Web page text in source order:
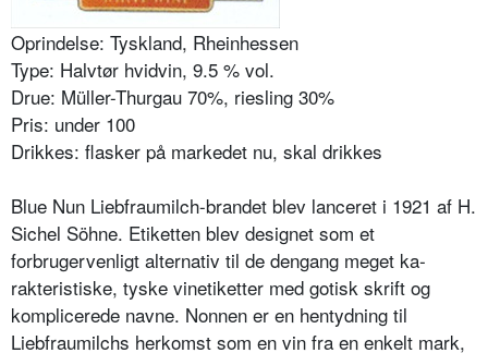
Oprindelse: Tyskland, Rheinhessen
Type: Halvtør hvidvin, 9.5 % vol.
Drue: Müller-Thurgau 70%, riesling 30%
Pris: under 100
Drikkes: flasker på markedet nu, skal drikkes
Blue Nun Liebfraumilch-brandet blev lanceret i 1921 af H.
Sichel Söhne. Etiketten blev designet som et
forbrugervenligt alternativ til de dengang meget ka­
rakteristiske, tyske vinetiketter med gotisk skrift og
komplicerede navne. Nonnen er en hentydning til
Liebfraumilchs herkomst som en vin fra en enkelt mark,